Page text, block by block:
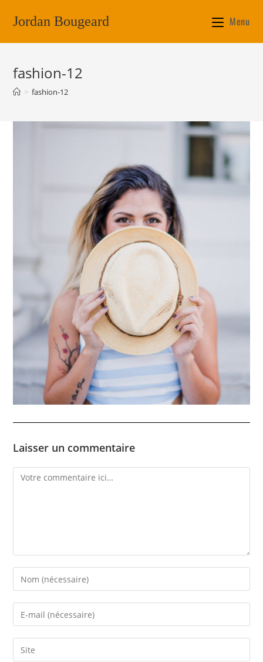
Jordan Bougeard Menu
fashion-12
> fashion-12
Laisser un commentaire